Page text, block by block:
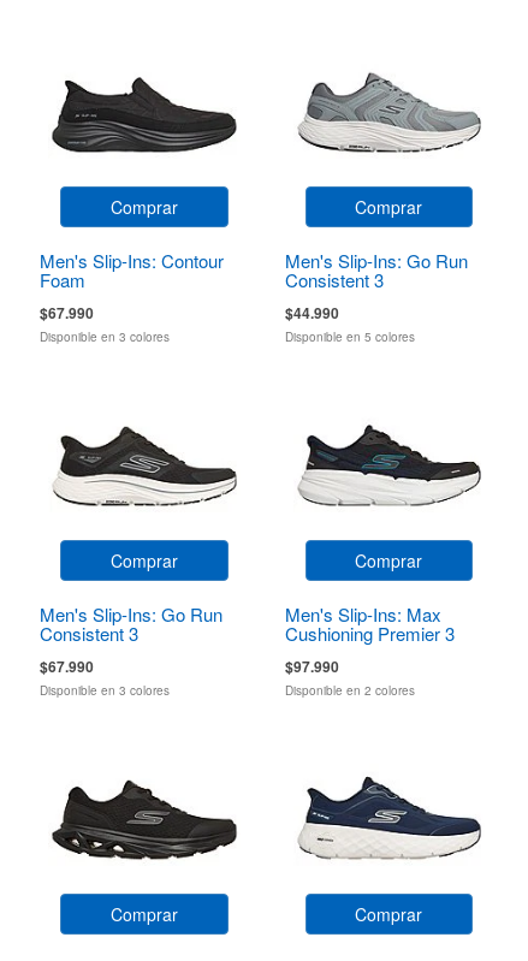
Comprar
Men's Slip-Ins: Contour
Foam
$67.990
Disponible en 3 colores
Comprar
Men's Slip-Ins: Go Run
Consistent 3
$44.990
Disponible en 5 colores
Comprar
Men's Slip-Ins: Go Run
Consistent 3
$67.990
Disponible en 3 colores
Comprar
Men's Slip-Ins: Max
Cushioning Premier 3
$97.990
Disponible en 2 colores
Comprar Comprar